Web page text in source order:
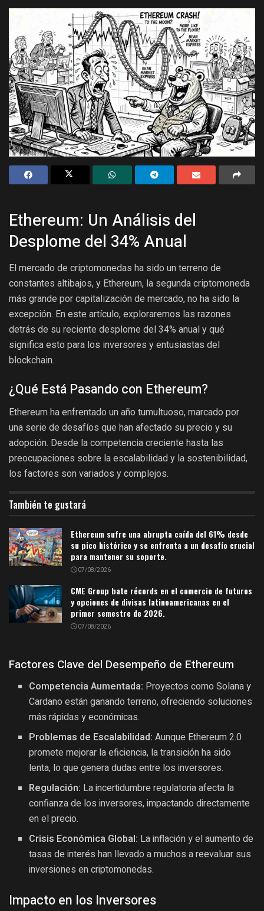
Ethereum: Un Análisis del
Desplome del 34% Anual
El mercado de criptomonedas ha sido un terreno de
constantes altibajos, y Ethereum, la segunda criptomoneda
más grande por capitalización de mercado, no ha sido la
excepción. En este artículo, exploraremos las razones
detrás de su reciente desplome del 34% anual y qué
significa esto para los inversores y entusiastas del
blockchain.
¿Qué Está Pasando con Ethereum?
Ethereum ha enfrentado un año tumultuoso, marcado por
una serie de desafíos que han afectado su precio y su
adopción. Desde la competencia creciente hasta las
preocupaciones sobre la escalabilidad y la sostenibilidad,
los factores son variados y complejos.
También te gustará
Ethereum sufre una abrupta caída del 61% desde
su pico histórico y se enfrenta a un desafío crucial
para mantener su soporte.
07/08/2026
CME Group bate récords en el comercio de futuros
y opciones de divisas latinoamericanas en el
primer semestre de 2026.
07/08/2026
Factores Clave del Desempeño de Ethereum
Competencia Aumentada: Proyectos como Solana y
Cardano están ganando terreno, ofreciendo soluciones
más rápidas y económicas.
Problemas de Escalabilidad: Aunque Ethereum 2.0
promete mejorar la eficiencia, la transición ha sido
lenta, lo que genera dudas entre los inversores.
Regulación: La incertidumbre regulatoria afecta la
confianza de los inversores, impactando directamente
en el precio.
Crisis Económica Global: La inflación y el aumento de
tasas de interés han llevado a muchos a reevaluar sus
inversiones en criptomonedas.
Impacto en los Inversores